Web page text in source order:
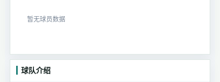
暂无球员数据
球队介绍